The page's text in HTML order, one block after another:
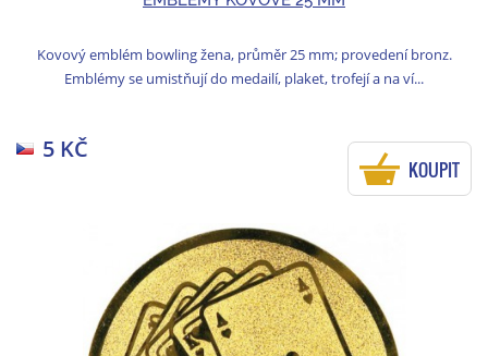
Kovový emblém bowling žena, průměr 25 mm; provedení bronz.
Emblémy se umistňují do medailí, plaket, trofejí a na ví...
5 KČ
KOUPIT